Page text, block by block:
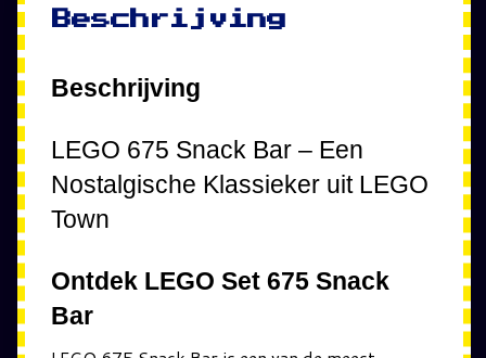
Beschrijving
Beschrijving
LEGO 675 Snack Bar – Een
Nostalgische Klassieker uit LEGO
Town
Ontdek LEGO Set 675 Snack
Bar